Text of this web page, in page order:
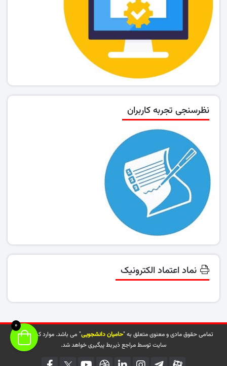
نظرسنجی تجربه کاربران
نماد اعتماد الکترونیک
تمامی حقوق مادی و معنوی متعلق به "حامیان دانشجویی" می باشد. موارد کپی شده از
سایت توسط مراجع ذیربط پیگیری خواهد شد.
0